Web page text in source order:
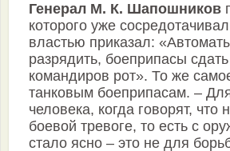
Генерал М. К. Шапошников
которого уже
властью приказал:
разрядить, боеприпасы
командиров рот». То же
танковым боеприпасам. –
человека, когда говорят, что
боевой тревоге, то есть с
стало ясно – это не для